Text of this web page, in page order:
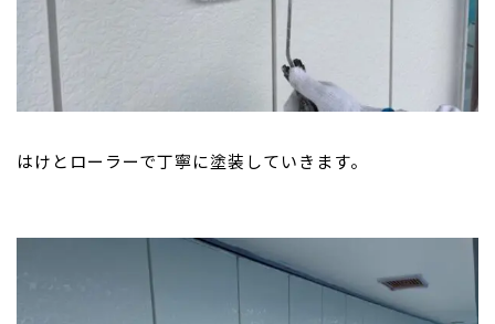
はけとローラーで丁寧に塗装していきます。